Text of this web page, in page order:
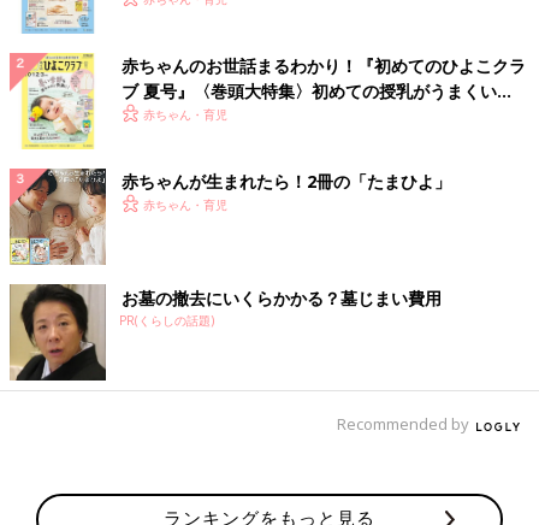
赤ちゃんのお世話まるわかり！『初めてのひよこクラ
ブ 夏号』〈巻頭大特集〉初めての授乳がうまくい
く！ おっぱい・ミルクの基本と夏のトラブル 解決テ
赤ちゃん・育児
赤ちゃんが生まれたら！2冊の「たまひよ」
赤ちゃん・育児
お墓の撤去にいくらかかる？墓じまい費用
PR(くらしの話題)
Recommended by
ランキングをもっと見る